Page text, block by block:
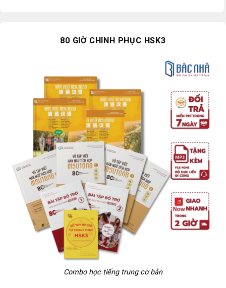
80 GIỜ CHINH PHỤC HSK3
Combo học tiếng trung cơ bản